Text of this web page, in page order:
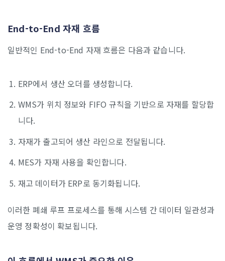
End-to-End 자재 흐름
일반적인 End-to-End 자재 흐름은 다음과 같습니다.
ERP에서 생산 오더를 생성합니다.
WMS가 위치 정보와 FIFO 규칙을 기반으로 자재를 할당합
니다.
자재가 출고되어 생산 라인으로 전달됩니다.
MES가 자재 사용을 확인합니다.
재고 데이터가 ERP로 동기화됩니다.
이러한 폐쇄 루프 프로세스를 통해 시스템 간 데이터 일관성과
운영 정확성이 확보됩니다.